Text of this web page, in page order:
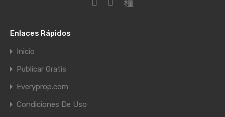
Enlaces Rápidos
Inicio
Publicar Gratis
Everyprop.com
Condiciones De Uso